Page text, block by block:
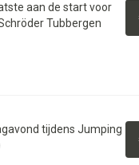
aan de start voor
Tubbergen
tijdens Jumping